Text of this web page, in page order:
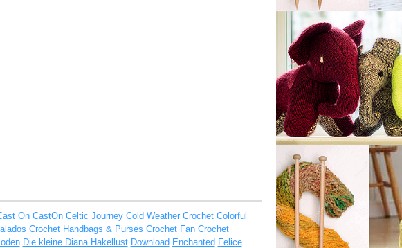
On CastOn Celtic Journey Cold Weather Crochet Colorful
Crochet Handbags & Purses Crochet Fan Crochet
Die kleine Diana Hakellust Download Enchanted Felice